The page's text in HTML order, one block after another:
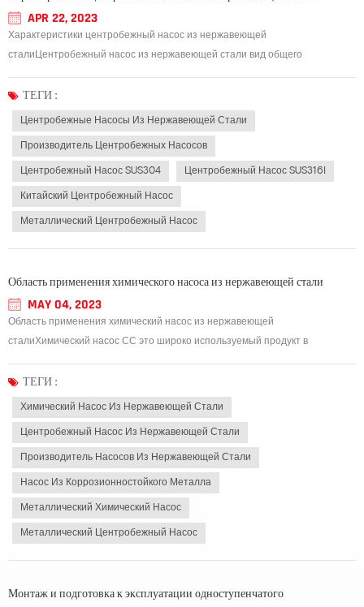
APR 22, 2023
Характеристики центробежный насос из нержавеющей
сталиЦентробежный насос из нержавеющей стали вид общего
химической промышленности. Насос из нержавеющей стали имеет много
преимуществ, таких как широкий диапазон производительности, пр...
ТЕГИ :
Центробежные Насосы Из Нержавеющей Стали
Производитель Центробежных Насосов
Центробежный Насос SUS304 Центробежный Насос SUS316l
Китайский Центробежный Насос
Металлический Центробежный Насос
Область применения химического насоса из нержавеющей стали
MAY 04, 2023
Область применения химический насос из нержавеющей
сталиХимический насос СС это широко используемый продукт в
также коррозионную среду. Подробно представлен диапазон применения
химического насоса из нержавеющей стали. 1. Химичес...
ТЕГИ :
Химический Насос Из Нержавеющей Стали
Центробежный Насос Из Нержавеющей Стали
Производитель Насосов Из Нержавеющей Стали
Насос Из Коррозионностойкого Металла
Металлический Химический Насос
Металлический Центробежный Насос
Монтаж и подготовка к эксплуатации одноступенчатого